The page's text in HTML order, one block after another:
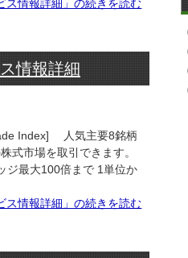
ス情報詳細」の続きを読む
情報詳細
Index] 人気主要8銘柄
式市場を取引できます。
ジ最大100倍まで 1単位か
ス情報詳細」の続きを読む